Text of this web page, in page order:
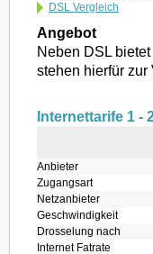
DSL Vergleich
Angebot
Neben DSL
stehen hierfür zur
Internettarife 1 -
Anbieter
Zugangsart
Netzanbieter
Geschwindigkeit
Drosselung nach
Internet Fatrate